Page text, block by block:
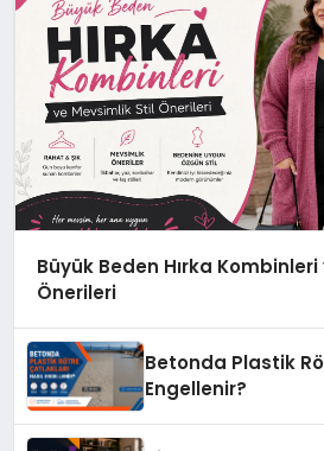
Büyük Beden Hırka
Önerileri
Betonda Plastik
Engellenir?